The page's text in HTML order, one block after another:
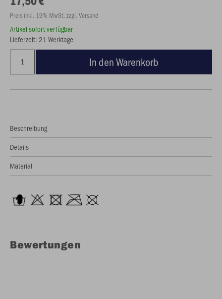
Preis inkl. 19% MwSt. zzgl. Versand
Artikel sofort verfügbar
Lieferzeit: 21 Werktage
In den Warenkorb
Beschreibung
Details
Material
Bewertungen